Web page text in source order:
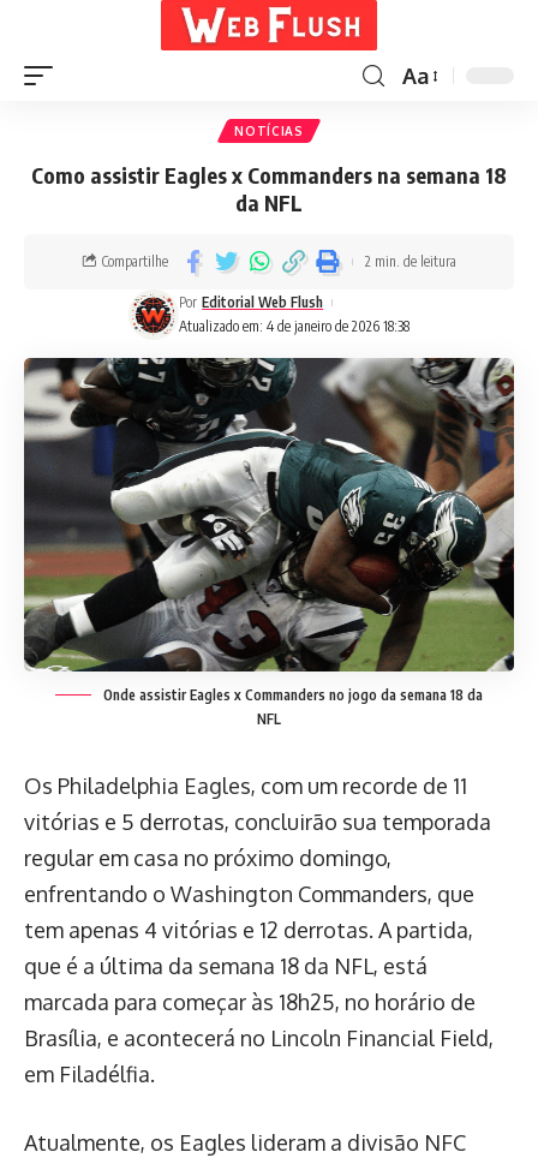
Aa
NOTÍCIAS
Como assistir Eagles x Commanders na semana 18
da NFL
Atualizado em: 4 de janeiro de 2026 18:38
Por Editorial Web Flush
Compartilhe 2 min. de leitura
Onde assistir Eagles x Commanders no jogo da semana 18 da
NFL
Os Philadelphia Eagles, com um recorde de 11
vitórias e 5 derrotas, concluirão sua temporada
regular em casa no próximo domingo,
enfrentando o Washington Commanders, que
tem apenas 4 vitórias e 12 derrotas. A partida,
que é a última da semana 18 da NFL, está
marcada para começar às 18h25, no horário de
Brasília, e acontecerá no Lincoln Financial Field,
em Filadélfia.
Atualmente, os Eagles lideram a divisão NFC